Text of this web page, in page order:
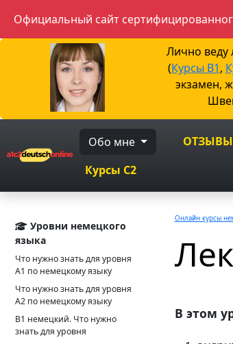
Официальный сайт
Лично веду
(Курсы B1,
экзамен,
Обо мне ОТЗЫВЫ
Курсы C2
Уровни немецкого
языка
Что нужно знать для уровня
А1 по немецкому языку
Что нужно знать для уровня
А2 по немецкому языку
B1 немецкий. Что нужно
знать для уровня
Онлайн курсы
В этом